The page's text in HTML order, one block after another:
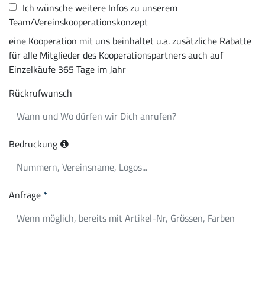
Ich wünsche weitere Infos zu unserem
Team/Vereinskooperationskonzept
eine Kooperation mit uns beinhaltet u.a. zusätzliche Rabatte
für alle Mitglieder des Kooperationspartners auch auf
Einzelkäufe 365 Tage im Jahr
Rückrufwunsch
Bedruckung
Anfrage